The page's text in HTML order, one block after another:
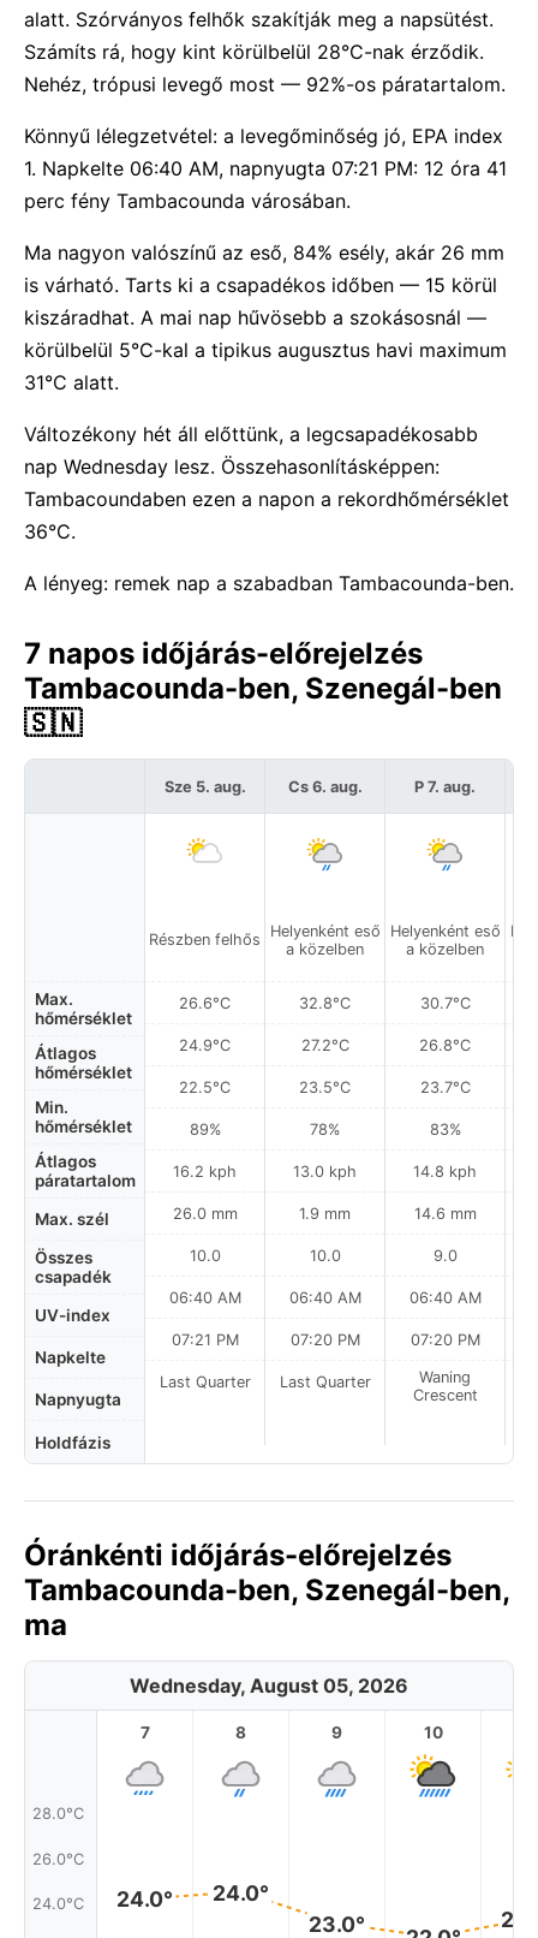
alatt. Szórványos felhők szakítják meg a napsütést.
Számíts rá, hogy kint körülbelül 28°C-nak érződik.
Nehéz, trópusi levegő most — 92%-os páratartalom.
Könnyű lélegzetvétel: a levegőminőség jó, EPA index
1. Napkelte 06:40 AM, napnyugta 07:21 PM: 12 óra 41
perc fény Tambacounda városában.
Ma nagyon valószínű az eső, 84% esély, akár 26 mm
is várható. Tarts ki a csapadékos időben — 15 körül
kiszáradhat. A mai nap hűvösebb a szokásosnál —
körülbelül 5°C-kal a tipikus augusztus havi maximum
31°C alatt.
Változékony hét áll előttünk, a legcsapadékosabb
nap Wednesday lesz. Összehasonlításképpen:
Tambacoundaben ezen a napon a rekordhőmérséklet
36°C.
A lényeg: remek nap a szabadban Tambacounda-ben.
7 napos időjárás-előrejelzés
Tambacounda-ben, Szenegál-ben
🇸🇳
Max.
hőmérséklet
Átlagos
hőmérséklet
Min.
hőmérséklet
Átlagos
páratartalom
Max. szél
Összes
csapadék
UV-index
Napkelte
Napnyugta
Holdfázis
Sze 5. aug.
Részben felhős
26.6°C
24.9°C
22.5°C
89%
16.2 kph
26.0 mm
10.0
06:40 AM
07:21 PM
Last Quarter
Cs 6. aug.
Helyenként eső
a közelben
32.8°C
27.2°C
23.5°C
78%
13.0 kph
1.9 mm
10.0
06:40 AM
07:20 PM
Last Quarter
P 7. aug.
Helyenként eső
a közelben
30.7°C
26.8°C
23.7°C
83%
14.8 kph
14.6 mm
9.0
06:40 AM
07:20 PM
Waning
Crescent
Óránkénti időjárás-előrejelzés
Tambacounda-ben, Szenegál-ben,
ma
Wednesday, August 05, 2026
28.0°C
26.0°C
24.0°C
7
24.0°
8
24.0°
9
23.0°
10